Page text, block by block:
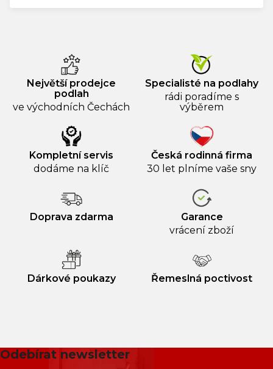
Největší prodejce
podlah
ve východních Čechách
Specialisté na podlahy
rádi poradíme s
výběrem
Kompletní servis
dodáme na klíč
Česká rodinná firma
30 let plníme vaše sny
Doprava zdarma
Garance
vrácení zboží
Dárkové poukazy Řemeslná poctivost
Odebírat newsletter